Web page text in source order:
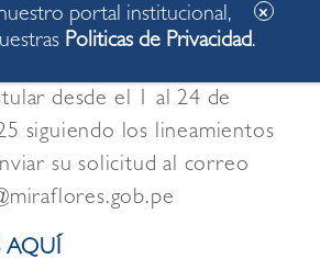
desde el 1 al 24 de
siguiendo los lineamientos
su solicitud al correo
AQUÍ
portal institucional,
Politicas de Privacidad.